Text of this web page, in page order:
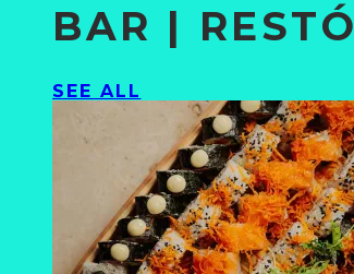
BAR | RESTÓ
SEE ALL